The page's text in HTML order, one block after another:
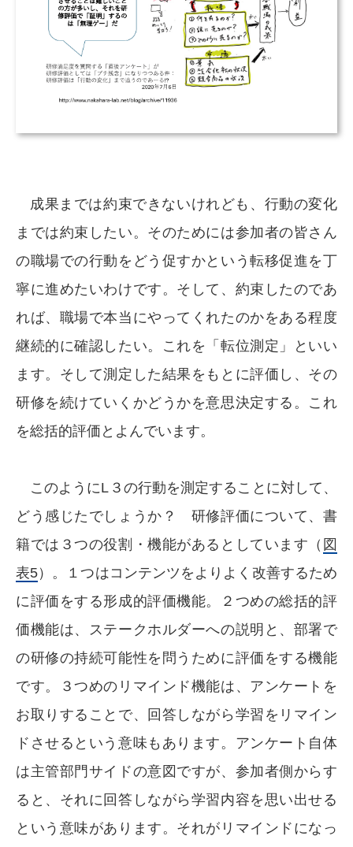
成果までは約束できないけれども、行動の変化
までは約束したい。そのためには参加者の皆さん
の職場での行動をどう促すかという転移促進を丁
寧に進めたいわけです。そして、約束したのであ
れば、職場で本当にやってくれたのかをある程度
継続的に確認したい。これを「転位測定」といい
ます。そして測定した結果をもとに評価し、その
研修を続けていくかどうかを意思決定する。これ
を総括的評価とよんでいます。
このようにL３の行動を測定することに対して、
どう感じたでしょうか？ 研修評価について、書
籍では３つの役割・機能があるとしています（ 図
表5）。１つはコンテンツをよりよく改善するため
に評価をする形成的評価機能。２つめの総括的評
価機能は、ステークホルダーへの説明と、部署で
の研修の持続可能性を問うために評価をする機能
です。３つめのリマインド機能は、アンケートを
お取りすることで、回答しながら学習をリマイン
ドさせるという意味もあります。アンケート自体
は主管部門サイドの意図ですが、参加者側からす
ると、それに回答しながら学習内容を思い出せる
という意味があります。それがリマインドになっ